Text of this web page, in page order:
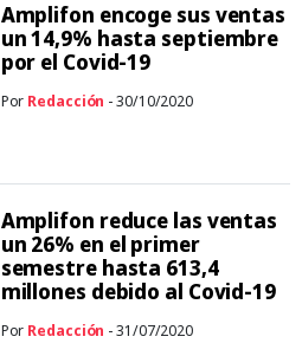
Amplifon encoge sus ventas
un 14,9% hasta septiembre
por el Covid-19
Por Redacción - 30/10/2020
Amplifon reduce las ventas
un 26% en el primer
semestre hasta 613,4
millones debido al Covid-19
Por Redacción - 31/07/2020